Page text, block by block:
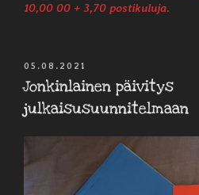
10,00 00 + 3,70 postikuluja.
JULKAISTU
05.08.2021
Jonkinlainen päivitys
julkaisusuunnitelmaan